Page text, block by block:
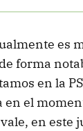
es
forma
en la
en el
en este